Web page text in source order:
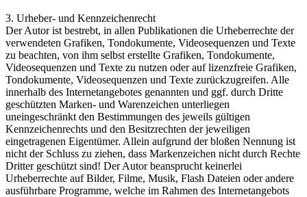
3. Urheber- und Kennzeichenrecht
Der Autor ist bestrebt, in allen Publikationen die Urheberrechte der
verwendeten Grafiken, Tondokumente, Videosequenzen und Texte
zu beachten, von ihm selbst erstellte Grafiken, Tondokumente,
Videosequenzen und Texte zu nutzen oder auf lizenzfreie Grafiken,
Tondokumente, Videosequenzen und Texte zurückzugreifen. Alle
innerhalb des Internetangebotes genannten und ggf. durch Dritte
geschützten Marken- und Warenzeichen unterliegen
uneingeschränkt den Bestimmungen des jeweils gültigen
Kennzeichenrechts und den Besitzrechten der jeweiligen
eingetragenen Eigentümer. Allein aufgrund der bloßen Nennung ist
nicht der Schluss zu ziehen, dass Markenzeichen nicht durch Rechte
Dritter geschützt sind! Der Autor beansprucht keinerlei
Urheberrechte auf Bilder, Filme, Musik, Flash Dateien oder andere
ausführbare Programme, welche im Rahmen des Internetangebots